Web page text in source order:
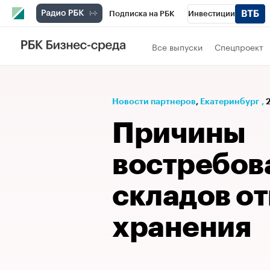
Подписка на РБК Инвестиции
РБК Вино
Проверка контрагентов
Все выпуски Спецпроект
Новости партнеров⁠, Екатеринбург ,
Причины
складов
хранения